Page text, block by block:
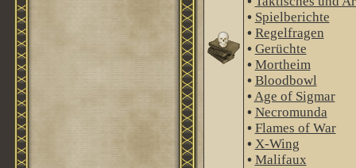
• Spielberichte
• Regelfragen
• Gerüchte
• Mortheim
• Bloodbowl
•Age of Sigmar
• Necromunda
• Flames of War
• X-Wing
• Malifaux